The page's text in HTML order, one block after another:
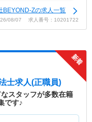
BEYOND-Zの求人一覧
08/07 求人番号：10201722
士求人(正職員)
スタッフが多数在籍
です♪